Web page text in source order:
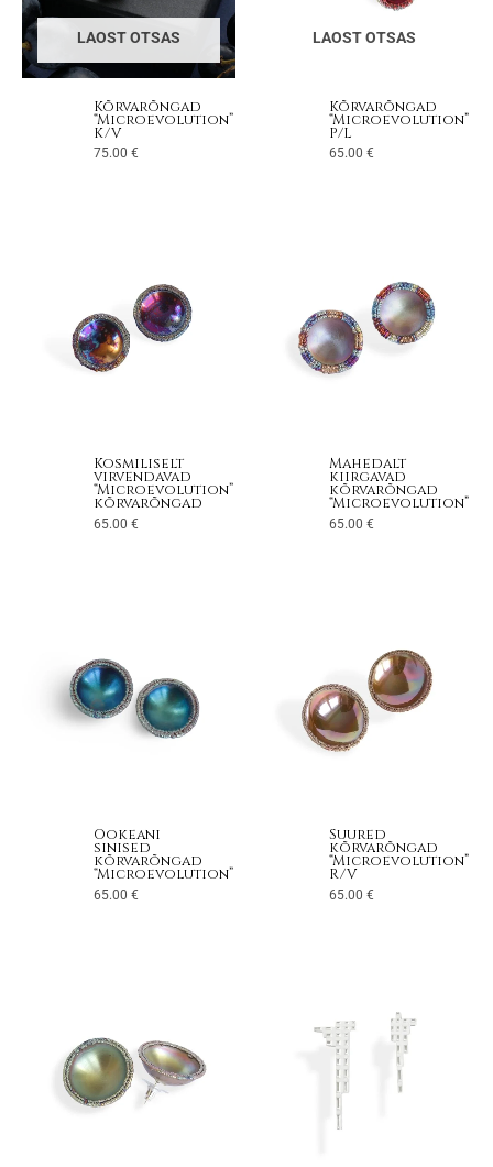
LAOST OTSAS
Kõrvarõngad
“Microevolution”
K/V
75.00 €
LAOST OTSAS
Kõrvarõngad
“Microevolution”
P/L
65.00 €
Kosmiliselt
virvendavad
“Microevolution”
kõrvarõngad
65.00 €
Mahedalt
kiirgavad
kõrvarõngad
“Microevolution”
65.00 €
Ookeani
sinised
kõrvarõngad
“Microevolution”
65.00 €
Suured
kõrvarõngad
“Microevolution”
R/V
65.00 €